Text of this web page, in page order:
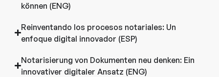
können (ENG)
Reinventando los procesos notariales: Un
enfoque digital innovador (ESP)
Notarisierung von Dokumenten neu denken: Ein
innovativer digitaler Ansatz (ENG)